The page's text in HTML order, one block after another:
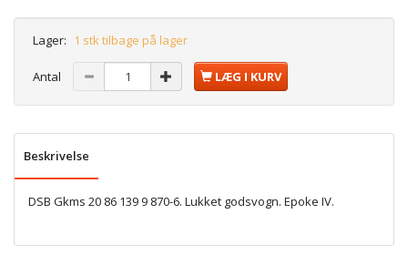
Lager: 1 stk tilbage på lager
Antal LÆG I KURV
Beskrivelse
DSB Gkms 20 86 139 9 870-6. Lukket godsvogn. Epoke IV.